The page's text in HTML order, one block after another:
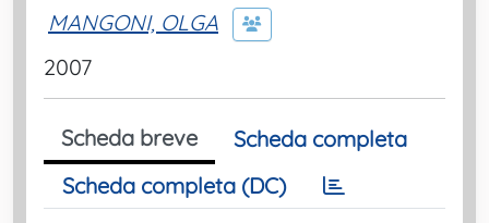
MANGONI, OLGA
2007
Scheda breve
Scheda completa
Scheda completa (DC)